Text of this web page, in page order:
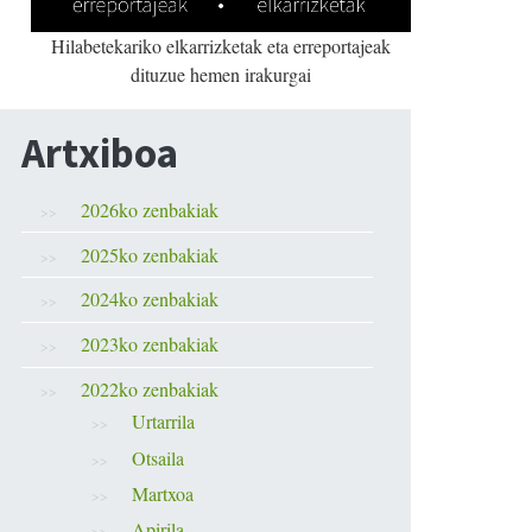
Hilabetekariko elkarrizketak eta erreportajeak
dituzue hemen irakurgai
Artxiboa
2026ko zenbakiak
2025ko zenbakiak
2024ko zenbakiak
2023ko zenbakiak
2022ko zenbakiak
Urtarrila
Otsaila
Martxoa